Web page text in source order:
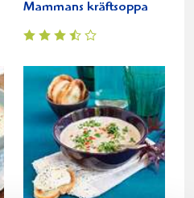
Mammans kräftsoppa